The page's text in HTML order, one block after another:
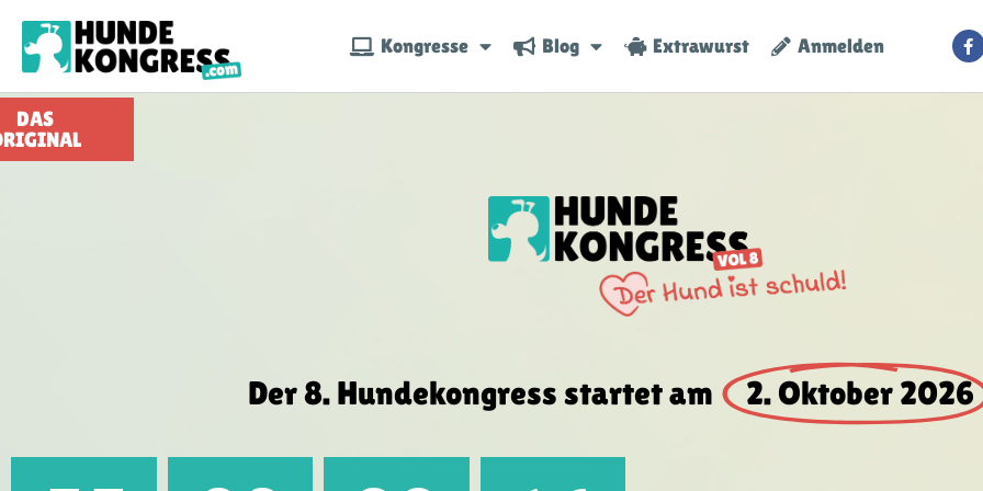
Kongresse Blog Extrawurst Anmelden
DAS
Der 8. Hunde­kongress startet am2. Oktober 2026